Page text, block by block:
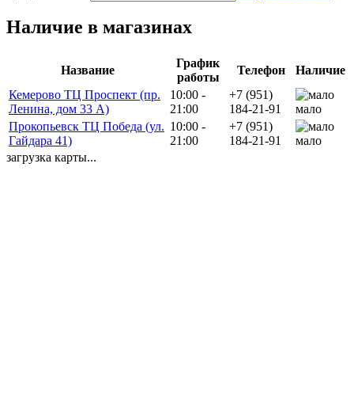
Наличие в магазинах
Название
График
работы
Телефон
Наличие
Кемерово ТЦ Проспект (пр.
Ленина, дом 33 А)
10:00 -
21:00
+7 (951)
184-21-91
мало
Прокопьевск ТЦ Победа (ул.
Гайдара 41)
10:00 -
21:00
+7 (951)
184-21-91
мало
загрузка карты...